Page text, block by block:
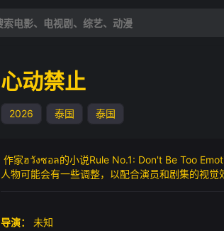
心动禁止
2026 泰国 泰国
作家ฮวังซอล的小说Rule No.1: Don't Be Too
人物可能会有一些调整，以配合演员和剧集的视
告，与学长交往，后来发现他不是别人眼中的那
了Jane的秘密……他们的关系会如何收场？
导演：
未知